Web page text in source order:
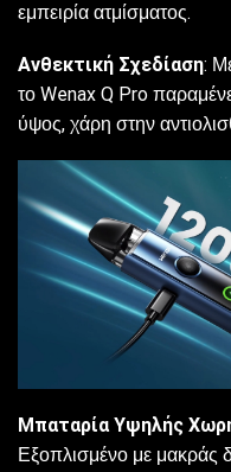
εμπειρία ατμίσματος.
Ανθεκτική Σχεδίαση:
το Wenax Q Pro
ύψος, χάρη στην
Μπαταρία Υψηλής
Εξοπλισμένο με μακράς